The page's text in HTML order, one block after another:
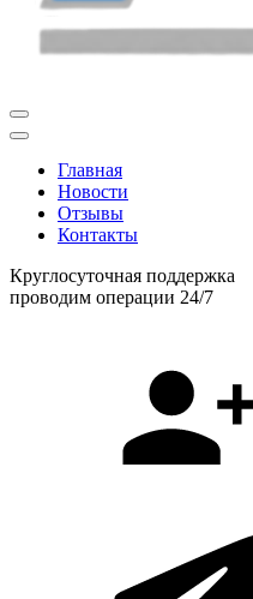
Главная
Новости
Отзывы
Контакты
Круглосуточная поддержка
проводим операции 24/7